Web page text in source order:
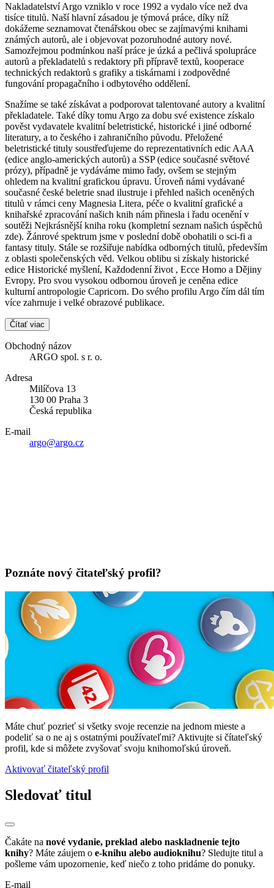
Nakladatelství Argo vzniklo v roce 1992 a vydalo více než dva
tisíce titulů. Naší hlavní zásadou je týmová práce, díky níž
dokážeme seznamovat čtenářskou obec se zajímavými knihami
známých autorů, ale i objevovat pozoruhodné autory nové.
Samozřejmou podmínkou naší práce je úzká a pečlivá spolupráce
autorů a překladatelů s redaktory při přípravě textů, kooperace
technických redaktorů s grafiky a tiskárnami i zodpovědné
fungování propagačního i odbytového oddělení.
Snažíme se také získávat a podporovat talentované autory a kvalitní
překladatele. Také díky tomu Argo za dobu své existence získalo
pověst vydavatele kvalitní beletristické, historické i jiné odborné
literatury, a to českého i zahraničního původu. Přeložené
beletristické tituly soustřeďujeme do reprezentativních edic AAA
(edice anglo-amerických autorů) a SSP (edice současné světové
prózy), případně je vydáváme mimo řady, ovšem se stejným
ohledem na kvalitní grafickou úpravu. Úroveň námi vydávané
současné české beletrie snad ilustruje i přehled našich oceněných
titulů v rámci ceny Magnesia Litera, péče o kvalitní grafické a
knihařské zpracování našich knih nám přinesla i řadu ocenění v
soutěži Nejkrásnější kniha roku (kompletní seznam našich úspěchů
zde). Žánrové spektrum jsme v poslední době obohatili o sci-fi a
fantasy tituly. Stále se rozšiřuje nabídka odborných titulů, především
z oblasti společenských věd. Velkou oblibu si získaly historické
edice Historické myšlení, Každodenní život , Ecce Homo a Dějiny
Evropy. Pro svou vysokou odbornou úroveň je ceněna edice
kulturní antropologie Capricorn. Do svého profilu Argo čím dál tím
více zahrnuje i velké obrazové publikace.
Čítať viac
Obchodný názov
ARGO spol. s r. o.
Adresa
Milíčova 13
130 00 Praha 3
Česká republika
E-mail
argo@argo.cz
Poznáte nový čitateľský profil?
Máte chuť pozrieť si všetky svoje recenzie na jednom mieste a
podeliť sa o ne aj s ostatnými používateľmi? Aktivujte si čítateľský
profil, kde si môžete zvyšovať svoju knihomoľskú úroveň.
Aktivovať čitateľský profil
Sledovať titul
Čakáte na nové vydanie, preklad alebo naskladnenie tejto
knihy? Máte záujem o e-knihu alebo audioknihu? Sledujte titul a
pošleme vám upozornenie, keď niečo z toho pridáme do ponuky.
E-mail